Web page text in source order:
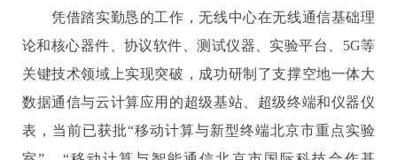
凭借踏实勤恳的工作，无线中心在无线通信基础理
论和核心器件、协议软件、测试仪器、实验平台、5G等
关键技术领域上实现突破，成功研制了支撑空地一体大
数据通信与云计算应用的超级基站、超级终端和仪器仪
表，当前已获批“移动计算与新型终端北京市重点实验